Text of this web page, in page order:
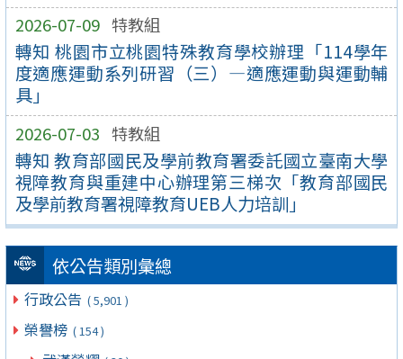
2026-07-09 特教組
轉知 桃園市立桃園特殊教育學校辦理「114學年
度適應運動系列研習（三）—適應運動與運動輔
具」
2026-07-03 特教組
轉知 教育部國民及學前教育署委託國立臺南大學
視障教育與重建中心辦理第三梯次「教育部國民
及學前教育署視障教育UEB人力培訓」
依公告類別彙總
行政公告 ( 5,901 )
榮譽榜 ( 154 )